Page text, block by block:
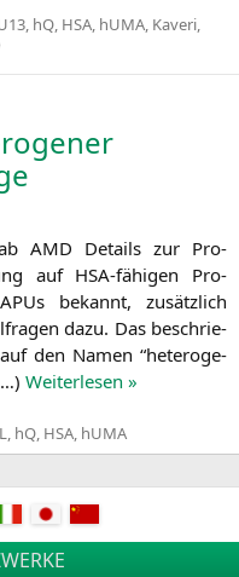
hQ HSA hUMA Kaveri
AMD Details zur Pro­
auf HSA-fähi­gen Pro­
bekannt, zusätz­lich
dazu. Das beschrie­
den Namen “hete­ro­ge­
Wei­ter­le­sen »
hQ HSA hUMA